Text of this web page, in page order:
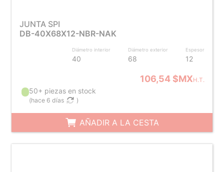
JUNTA SPI
DB-40X68X12-NBR-NAK
Diámetro interior
40
Diámetro exterior
68
Espesor
12
106,54 $MXH.T.
50+ piezas en stock
(hace 6 días )
AÑADIR A LA CESTA